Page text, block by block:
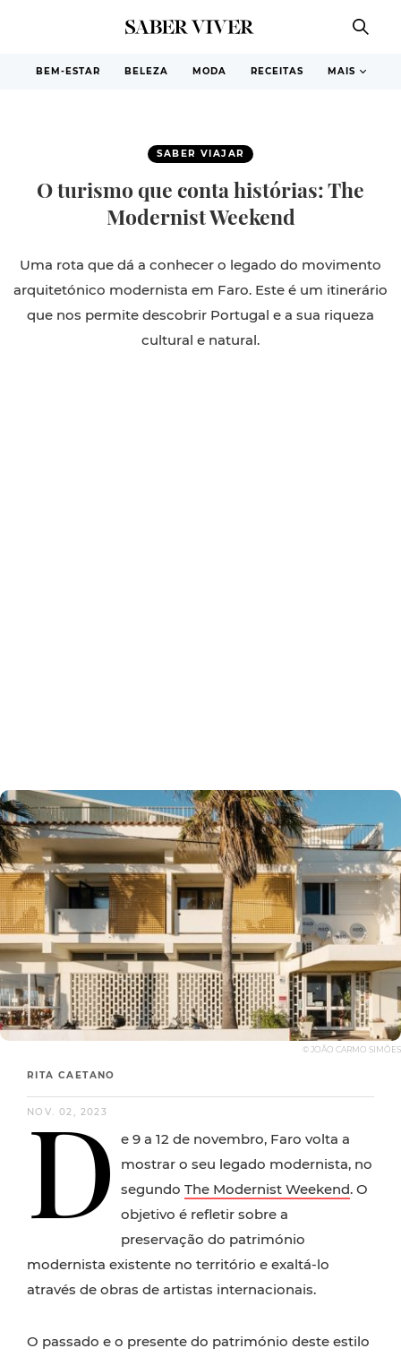
BEM-ESTAR BELEZA MODA RECEITAS MAIS
SABER VIAJAR
O turismo que conta histórias: The
Modernist Weekend
Uma rota que dá a conhecer o legado do movimento
arquitetónico modernista em Faro. Este é um itinerário
que nos permite descobrir Portugal e a sua riqueza
cultural e natural.
© JOÃO CARMO SIMÕES
RITA CAETANO
NOV. 02, 2023
D
e 9 a 12 de novembro, Faro volta a
mostrar o seu legado modernista, no
segundo The Modernist Weekend. O
objetivo é refletir sobre a
preservação do património
modernista existente no território e exaltá-lo
através de obras de artistas internacionais.
O passado e o presente do património deste estilo